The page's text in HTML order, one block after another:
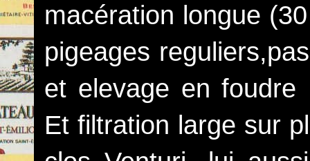
macération longue
pigeages
et elevage en foudre
Et filtration large sur